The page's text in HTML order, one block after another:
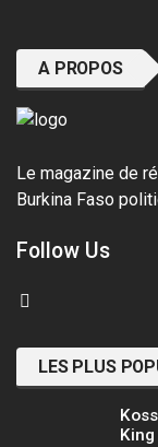
A PROPOS
Le magazine de
Burkina Faso
Follow Us
LES PLUS